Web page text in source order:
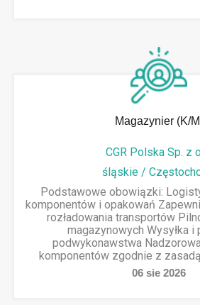
Magazynier (K/
CGR Polska Sp. z
śląskie /
Podstawowe obowiązki:
komponentów i opakowań
rozładowania transportów
magazynowych Wysyłka i
podwykonawstwa
komponentów zgodnie z zasadą
06 sie 2026